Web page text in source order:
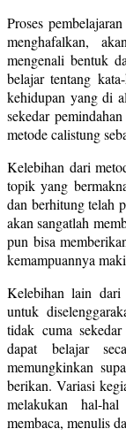
Proses
menghafalkan,
mengenali bentuk
belajar tentang
kehidupan yang di
sekedar
metode calistung
Kelebihan dari
topik yang
dan berhitung telah
akan sangatlah
pun bisa
kemampuannya
Kelebihan lain dari
untuk
tidak cuma
dapat belajar
memungkinkan
berikan. Variasi
melakukan hal-
membaca, menulis